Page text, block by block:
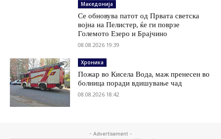
Македонија
Се обновува патот од Првата светска
војна на Пелистер, ќе ги поврзе
Големото Езеро и Брајчино
08.08.2026 19:39
Хроника
Пожар во Кисела Вода, маж пренесен во
болница поради вдишување чад
08.08.2026 18:42
- Advertisement -